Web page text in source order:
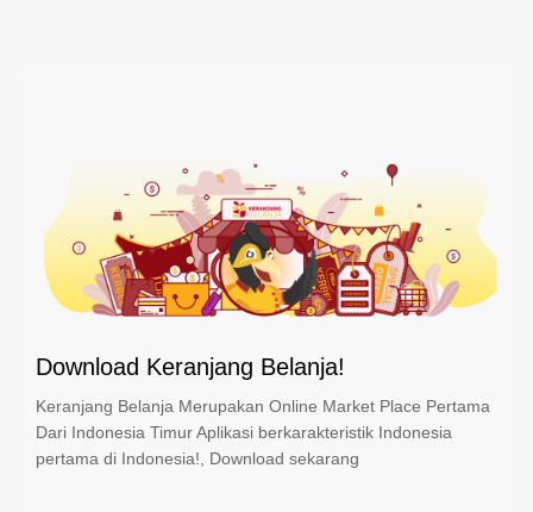
Download Keranjang Belanja!
Keranjang Belanja Merupakan Online Market Place Pertama
Dari Indonesia Timur Aplikasi berkarakteristik Indonesia
pertama di Indonesia!, Download sekarang